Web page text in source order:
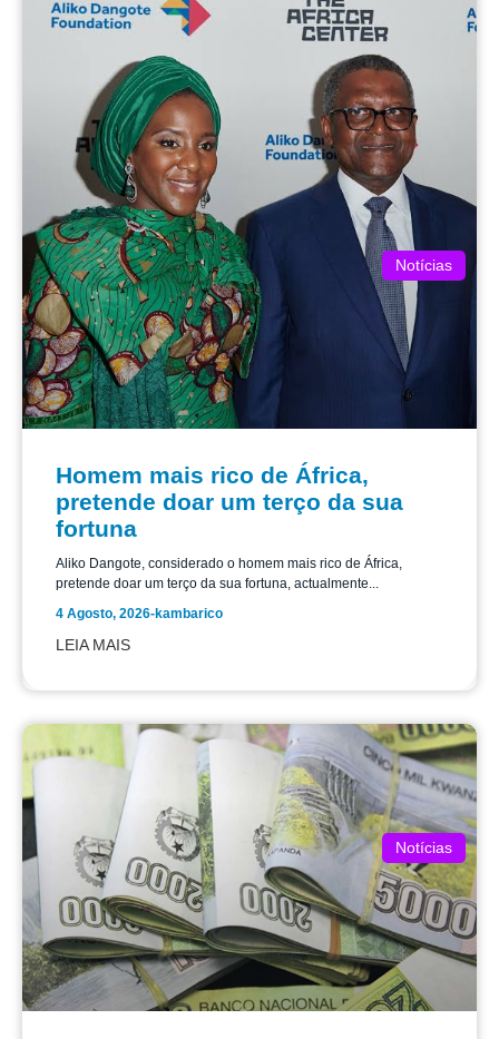
Notícias
Homem mais rico de África,
pretende doar um terço da sua
fortuna
Aliko Dangote, considerado o homem mais rico de África,
pretende doar um terço da sua fortuna, actualmente...
4 Agosto, 2026-kambarico
LEIA MAIS
Notícias